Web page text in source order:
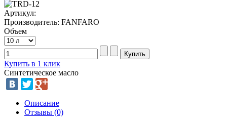
Артикул:
Производитель: FANFARO
Объем
Купить в 1 клик
Синтетическое масло
Описание
Отзывы (0)